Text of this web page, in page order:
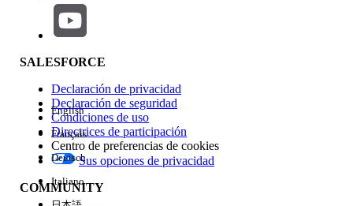
Repercusión de función
Edición
SALESFORCE
Declaración de privacidad
Declaración de seguridad
Condiciones de uso
Directrices de participación
Centro de preferencias de cookies
Sus opciones de privacidad
COMMUNITY
English
Français
Deutsch
Italiano